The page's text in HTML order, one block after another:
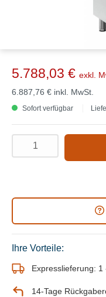
5.788,03 € exkl.
6.887,76 € inkl. MwSt.
Sofort verfügbar
Ihre Vorteile:
Expresslieferung:
14-Tage